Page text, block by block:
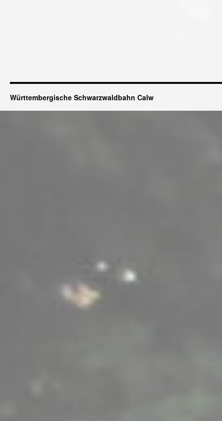
Württembergische Schwarzwaldbahn Calw